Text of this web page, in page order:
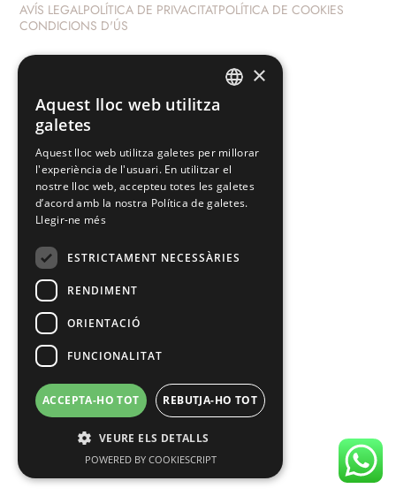
AVÍS LEGALPOLÍTICA DE PRIVACITATPOLÍTICA DE COOKIES
CONDICIONS D'ÚS
×
Aquest lloc web utilitza
galetes
Aquest lloc web utilitza galetes per millorar
l'experiència de l'usuari. En utilitzar el
nostre lloc web, accepteu totes les galetes
d’acord amb la nostra Política de galetes.
Llegir-ne més
ESTRICTAMENT NECESSÀRIES
RENDIMENT
ORIENTACIÓ
FUNCIONALITAT
ACCEPTA-HO TOT REBUTJA-HO TOT
VEURE ELS DETALLS
POWERED BY COOKIESCRIPT